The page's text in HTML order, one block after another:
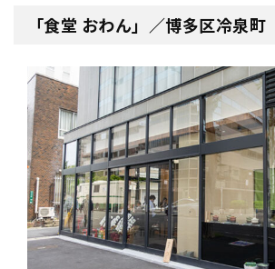
「食堂 おわん」／博多区冷泉町